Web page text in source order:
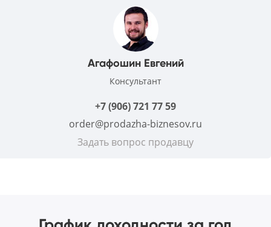
Агафошин Евгений
Консультант
+7 (906) 721 77 59
order@prodazha-biznesov.ru
Задать вопрос продавцу